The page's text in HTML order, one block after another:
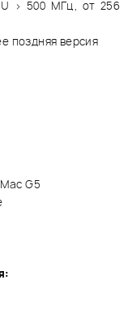
> 500 МГц, от 256
поздняя версия
G5